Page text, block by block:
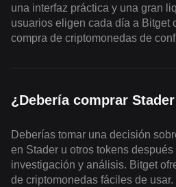
una interfaz práctica y una gran
usuarios eligen cada día a Bitget
compra de criptomonedas de
¿Debería comprar
Deberías tomar una decisión
en Stader u otros tokens
investigación y análisis. Bitget
de criptomonedas fáciles de